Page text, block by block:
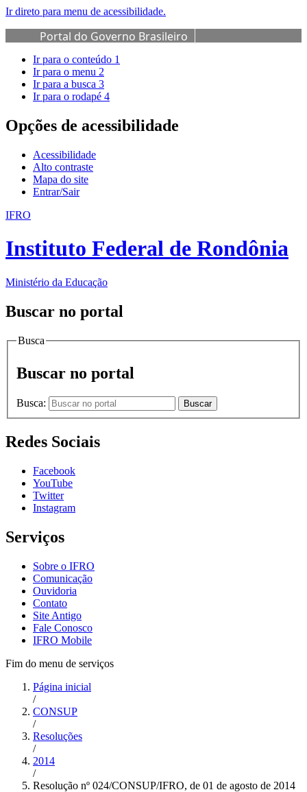
Ir direto para menu de acessibilidade.
Portal do Governo Brasileiro
Ir para o conteúdo 1
Ir para o menu 2
Ir para a busca 3
Ir para o rodapé 4
Opções de acessibilidade
Acessibilidade
Alto contraste
Mapa do site
Entrar/Sair
IFRO
Instituto Federal de Rondônia
Ministério da Educação
Buscar no portal
Busca
Buscar no portal
Busca: Buscar
Redes Sociais
Facebook
YouTube
Twitter
Instagram
Serviços
Sobre o IFRO
Comunicação
Ouvidoria
Contato
Site Antigo
Fale Conosco
IFRO Mobile
Fim do menu de serviços
Página inicial
/
CONSUP
/
Resoluções
/
2014
/
Resolução nº 024/CONSUP/IFRO, de 01 de agosto de 2014